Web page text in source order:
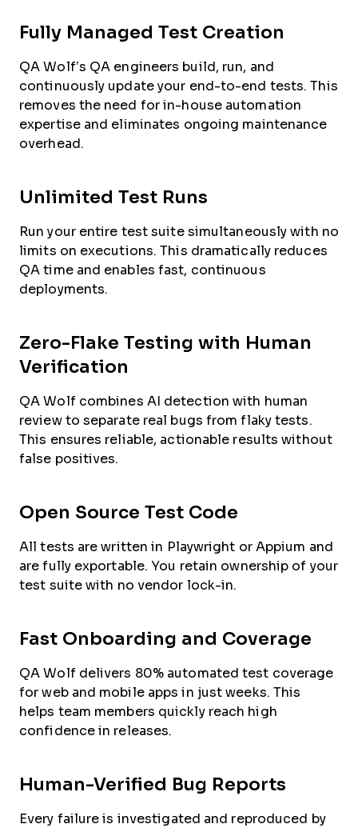
Fully Managed Test Creation
QA Wolf’s QA engineers build, run, and
continuously update your end-to-end tests. This
removes the need for in-house automation
expertise and eliminates ongoing maintenance
overhead.
Unlimited Test Runs
Run your entire test suite simultaneously with no
limits on executions. This dramatically reduces
QA time and enables fast, continuous
deployments.
Zero-Flake Testing with Human
Verification
QA Wolf combines AI detection with human
review to separate real bugs from flaky tests.
This ensures reliable, actionable results without
false positives.
Open Source Test Code
All tests are written in Playwright or Appium and
are fully exportable. You retain ownership of your
test suite with no vendor lock-in.
Fast Onboarding and Coverage
QA Wolf delivers 80% automated test coverage
for web and mobile apps in just weeks. This
helps team members quickly reach high
confidence in releases.
Human-Verified Bug Reports
Every failure is investigated and reproduced by